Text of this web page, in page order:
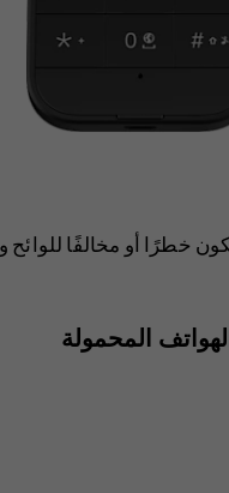
خطرًا أو مخالفًا
المحمولة